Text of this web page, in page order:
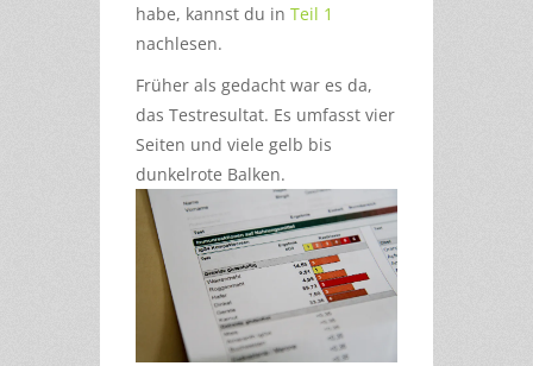
habe, kannst du in Teil 1
nachlesen.
Früher als gedacht war es da,
das Testresultat. Es umfasst vier
Seiten und viele gelb bis
dunkelrote Balken.